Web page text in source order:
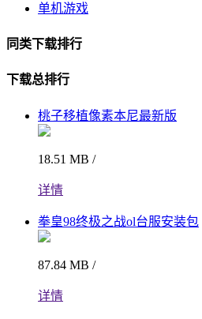
单机游戏
同类下载排行
下载总排行
桃子移植像素本尼最新版
18.51 MB /
详情
拳皇98终极之战ol台服安装包
87.84 MB /
详情